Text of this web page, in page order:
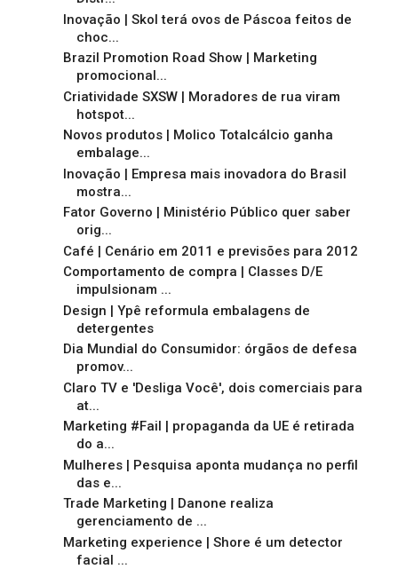
Inovação | Skol terá ovos de Páscoa feitos de
choc...
Brazil Promotion Road Show | Marketing
promocional...
Criatividade SXSW | Moradores de rua viram
hotspot...
Novos produtos | Molico Totalcálcio ganha
embalage...
Inovação | Empresa mais inovadora do Brasil
mostra...
Fator Governo | Ministério Público quer saber
orig...
Café | Cenário em 2011 e previsões para 2012
Comportamento de compra | Classes D/E
impulsionam ...
Design | Ypê reformula embalagens de
detergentes
Dia Mundial do Consumidor: órgãos de defesa
promov...
Claro TV e 'Desliga Você', dois comerciais para
at...
Marketing #Fail | propaganda da UE é retirada
do a...
Mulheres | Pesquisa aponta mudança no perfil
das e...
Trade Marketing | Danone realiza
gerenciamento de ...
Marketing experience | Shore é um detector
facial ...